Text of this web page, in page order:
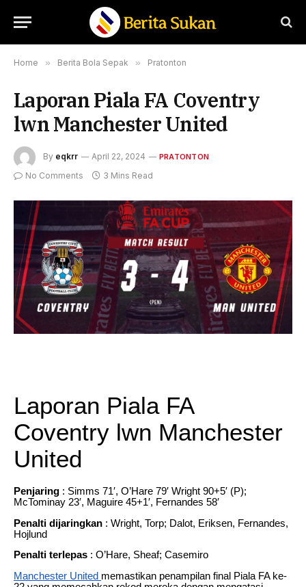
Home » Berita Bola Sepak » Pratonton
Laporan Piala FA Coventry
lwn Manchester United
By eqkrr April 22, 2024 PRATONTON
No Comments 3 Mins Read
Laporan Piala FA
Coventry lwn Manchester
United
Penjaring : Simms 71′, O’Hare 79′ Wright 90+5′ (P);
McTominay 23′, Maguire 45+1′, Fernandes 58′
Penalti dijaringkan : Wright, Torp; Dalot, Eriksen, Fernandes,
Hojlund
Penalti terlepas : O’Hare, Sheaf; Casemiro
Manchester United memastikan penampilan final Piala FA ke-